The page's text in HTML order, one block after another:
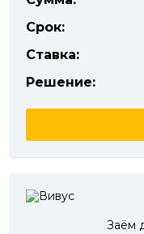
Срок:
Ставка:
Решение:
Заём